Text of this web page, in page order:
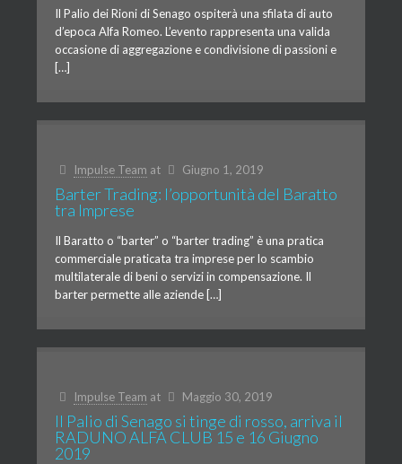
Il Palio dei Rioni di Senago ospiterà una sfilata di auto
d’epoca Alfa Romeo. L’evento rappresenta una valida
occasione di aggregazione e condivisione di passioni e
[…]
Impulse Team at Giugno 1, 2019
Barter Trading: l’opportunità del Baratto
tra Imprese
Il Baratto o “barter” o “barter trading” è una pratica
commerciale praticata tra imprese per lo scambio
multilaterale di beni o servizi in compensazione. Il
barter permette alle aziende […]
Impulse Team at Maggio 30, 2019
Il Palio di Senago si tinge di rosso, arriva il
RADUNO ALFA CLUB 15 e 16 Giugno
2019